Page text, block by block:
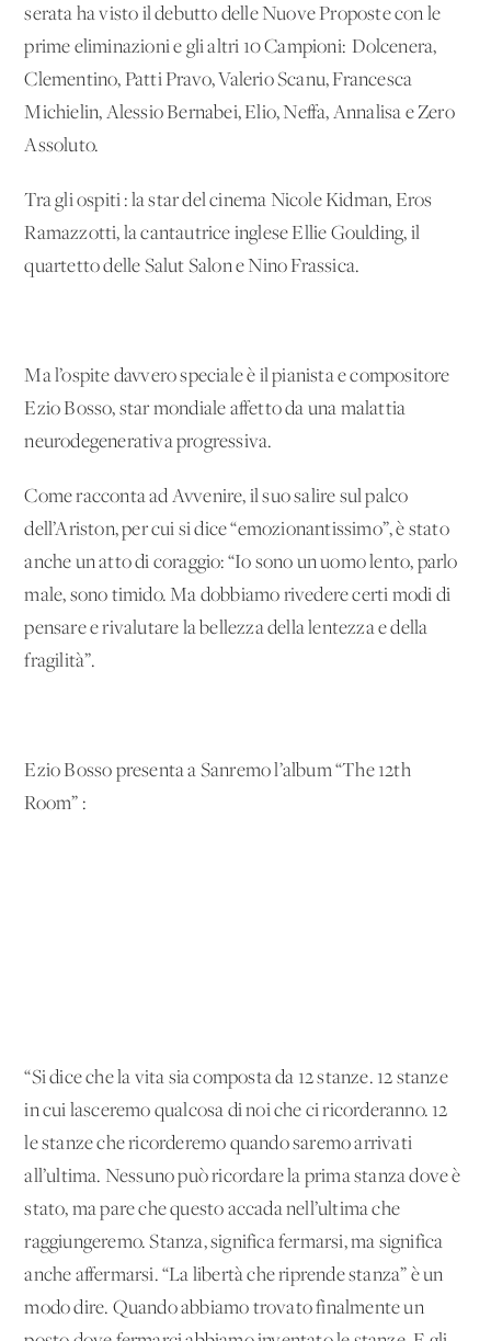
serata ha visto il debutto delle Nuove Proposte con le
prime eliminazioni e gli altri 10 Campioni: Dolcenera,
Clementino, Patti Pravo, Valerio Scanu, Francesca
Michielin, Alessio Bernabei, Elio, Neffa, Annalisa e Zero
Assoluto.
Tra gli ospiti : la star del cinema Nicole Kidman, Eros
Ramazzotti, la cantautrice inglese Ellie Goulding, il
quartetto delle Salut Salon e Nino Frassica.
Ma l’ospite davvero speciale è il pianista e compositore
Ezio Bosso, star mondiale affetto da una malattia
neurodegenerativa progressiva.
Come racconta ad Avvenire, il suo salire sul palco
dell’Ariston, per cui si dice “emozionantissimo”, è stato
anche un atto di coraggio: “Io sono un uomo lento, parlo
male, sono timido. Ma dobbiamo rivedere certi modi di
pensare e rivalutare la bellezza della lentezza e della
fragilità”.
Ezio Bosso presenta a Sanremo l’album “The 12th
Room” :
“Si dice che la vita sia composta da 12 stanze. 12 stanze
in cui lasceremo qualcosa di noi che ci ricorderanno. 12
le stanze che ricorderemo quando saremo arrivati
all’ultima. Nessuno può ricordare la prima stanza dove è
stato, ma pare che questo accada nell’ultima che
raggiungeremo. Stanza, significa fermarsi, ma significa
anche affermarsi. “La libertà che riprende stanza” è un
modo dire. Quando abbiamo trovato finalmente un